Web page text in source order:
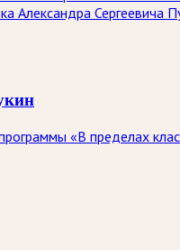
Александра
«В пределах